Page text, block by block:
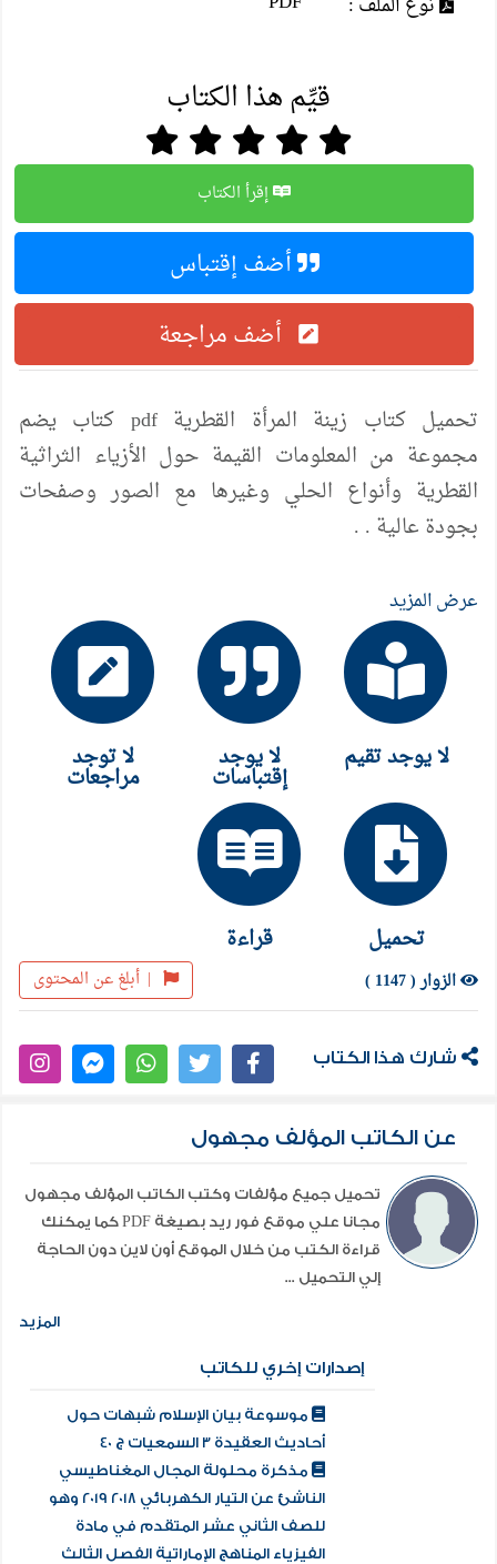
قيِّم هذا الكتاب
إقرأ الكتاب
أضف إقتباس
أضف مراجعة
تحميل كتاب زينة المرأة القطرية pdf كتاب يضم
مجموعة من المعلومات القيمة حول الأزياء الثراثية
القطرية وأنواع الحلي وغيرها مع الصور وصفحات
بجودة عالية . .
عرض المزيد
لا يوجد تقيم لا يوجد
إقتباسات
لا توجد
مراجعات
تحميل قراءة
| أبلغ عن المحتوى الزوار ( 1147 )
شارك هذا الكتاب
عن الكاتب المؤلف مجهول
تحميل جميع مؤلفات وكتب الكاتب المؤلف مجهول
مجانا علي موقع فور ريد بصيغة PDF كما يمكنك
قراءة الكتب من خلال الموقع أون لاين دون الحاجة
إلي التحميل ...
المزيد
إصدارات إخري للكاتب
موسوعة بيان الإسلام شبهات حول
أحاديث العقيدة 3 السمعيات ج 40
مذكرة محلولة المجال المغناطيسي
الناشئ عن التيار الكهربائي 2018 2019 وهو
للصف الثاني عشر المتقدم في مادة
الفيزياء المناهج الإماراتية الفصل الثالث